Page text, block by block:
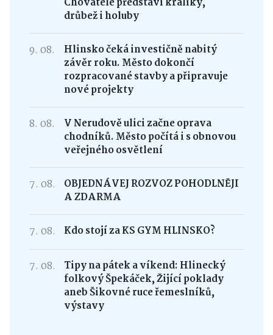
drůbež i holuby
9. 08.
Hlinsko čeká investičně nabitý
závěr roku. Město dokončí
rozpracované stavby a připravuje
nové projekty
8. 08.
V Nerudově ulici začne oprava
chodníků. Město počítá i s obnovou
veřejného osvětlení
7. 08.
OBJEDNÁVEJ ROZVOZ POHODLNĚJI
A ZDARMA
7. 08. Kdo stojí za KS GYM HLINSKO?
7. 08.
Tipy na pátek a víkend: Hlinecký
folkový Špekáček, Žijící poklady
aneb Šikovné ruce řemeslníků,
výstavy